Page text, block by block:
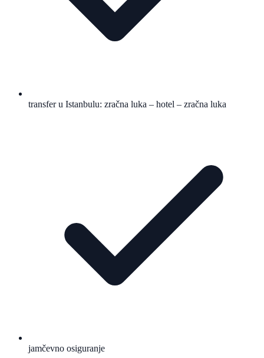
transfer u Istanbulu: zračna luka – hotel – zračna luka
jamčevno osiguranje